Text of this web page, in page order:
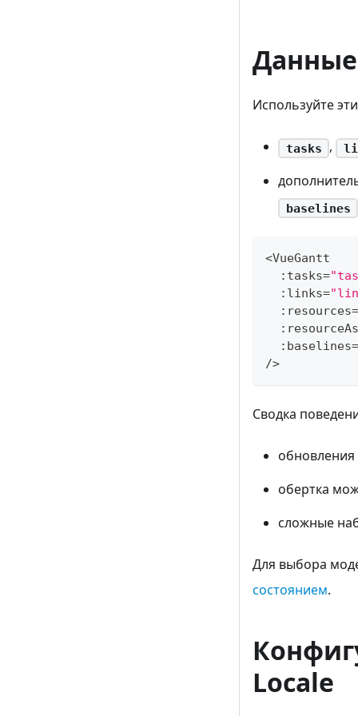
Используйте
tasks ,
baselines
<VueGantt
: tasks=
: links=
: resources=
:
: baselines=
/>
Сводка
обертка
сложные
Для выбора
состоянием.
Locale